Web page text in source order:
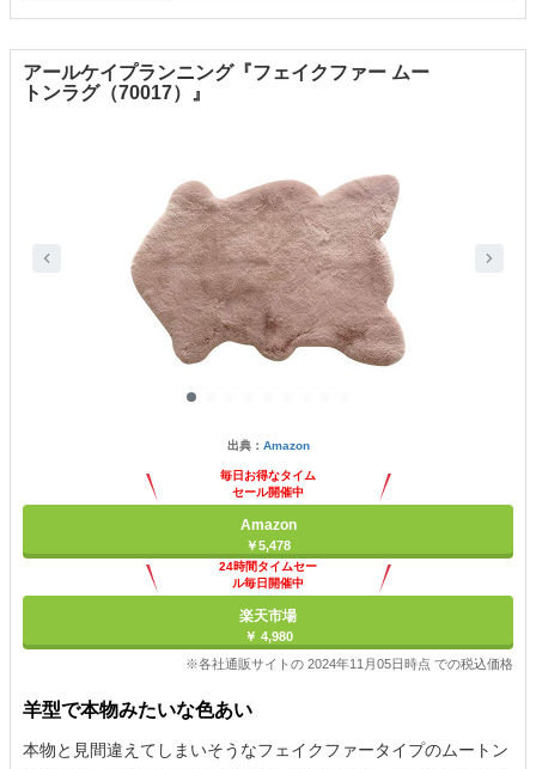
アールケイプランニング『フェイクファー ムー
トンラグ（70017）』
出典： Amazon
毎日お得なタイム
セール開催中
Amazon
￥5,478
24時間タイムセー
ル毎日開催中
楽天市場
￥ 4,980
※各社通販サイトの 2024年11月05日時点 での税込価格
羊型で本物みたいな色あい
本物と見間違えてしまいそうなフェイクファータイプのムートン